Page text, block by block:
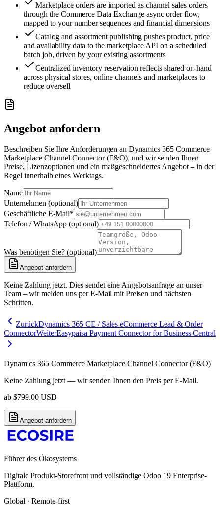
Marketplace orders are imported as channel sales orders
through the Commerce Data Exchange async order flow,
mapped to your number sequences and financial dimensions
Catalog and assortment publishing pushes product, price
and availability data to the marketplace API on a scheduled
batch job, driven by your existing assortments
Centralized inventory reservation reflects shared on-hand
across physical stores, online channels and marketplaces to
reduce oversell
Angebot anfordern
Beschreiben Sie Ihre Anforderungen an Dynamics 365 Commerce
Marketplace Channel Connector (F&O), und wir senden Ihnen
Preise, Lizenzoptionen und ein maßgeschneidertes Angebot – in der
Regel innerhalb eines Werktags.
Name
Unternehmen (optional)
Geschäftliche E-Mail*
Telefon / WhatsApp (optional)
Was benötigen Sie? (optional)
Angebot anfordern
Keine Zahlung jetzt. Dies sendet eine Angebotsanfrage an unser
Team – wir melden uns per E-Mail mit Preisen und nächsten
Schritten.
ZurückDynamics 365 CE / Sales eCommerce Lead & Order
ConnectorWeiterEasypaisa Payment Connector for Business Central
Dynamics 365 Commerce Marketplace Channel Connector (F&O)
Keine Zahlung jetzt — wir senden Ihnen den Preis per E-Mail.
ab $799.00 USD
Angebot anfordern
Führer des Ökosystems
Digitale Produkt-Storefront und vollständige Odoo 19 Enterprise-
Plattform.
Global · Remote-first